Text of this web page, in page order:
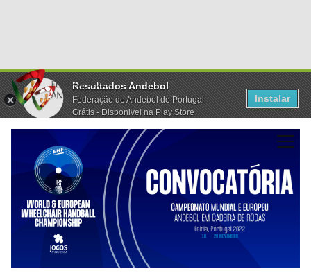
Resultados Andebol
Federação de Andebol de Portugal
Grátis - Disponivel na Play Store
Instalar